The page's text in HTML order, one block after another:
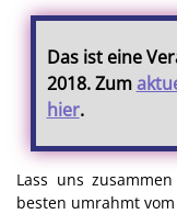
Das ist eine
2018. Zum
hier.
Lass uns
besten umrahmt